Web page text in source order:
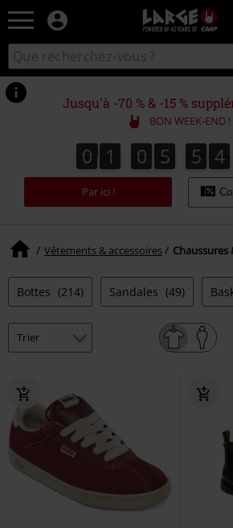
EMP
-
Gaming,
Films
&
Séries
TV
Modes
Rechercher
sur
le
catalogue
Jusqu'à -70 % & -15 %
BON WEEK-END !
0
0 1
1 0
0 5
5 5
5 4
4
Par ici !
Vêtements & accessoires Chaussures
Bottes (214) Sandales (49)